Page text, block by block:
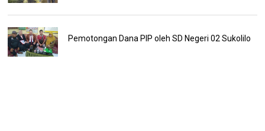
Pemotongan Dana PIP oleh SD Negeri 02 Sukolilo